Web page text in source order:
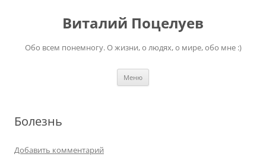
содержимомуВиталий Поцелуев
Обо всем понемногу. О жизни, о людях, о мире, обо мне :)
Меню
Болезнь
Добавить комментарий